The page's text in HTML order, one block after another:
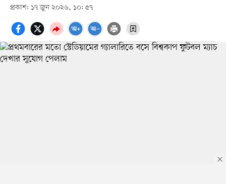
প্রকাশ: ১৭ জুন ২০২৬, ১০: ৫৭